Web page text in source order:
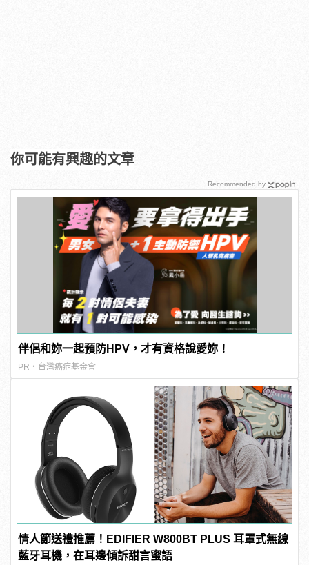
你可能有興趣的文章
伴侶和妳一起預防HPV，才有資格說愛妳！
PR・台灣癌症基金會
情人節送禮推薦！EDIFIER W800BT PLUS 耳罩式無線
藍牙耳機，在耳邊傾訴甜言蜜語
Recommended by